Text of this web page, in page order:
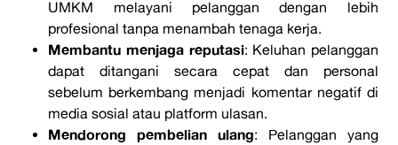
UMKM melayani pelanggan dengan lebih
profesional tanpa menambah tenaga kerja.
Membantu menjaga reputasi: Keluhan pelanggan
dapat ditangani secara cepat dan personal
sebelum berkembang menjadi komentar negatif di
media sosial atau platform ulasan.
Mendorong pembelian ulang: Pelanggan yang